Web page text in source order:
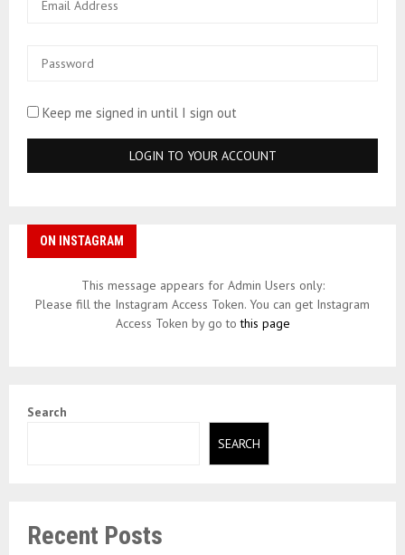
Keep me signed in until I sign out
ON INSTAGRAM
This message appears for Admin Users only:
Please fill the Instagram Access Token. You can get Instagram
Access Token by go tothis page
Search
SEARCH
Recent Posts